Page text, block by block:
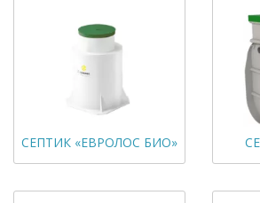
СЕПТИК «ЕВРОЛОС БИО»